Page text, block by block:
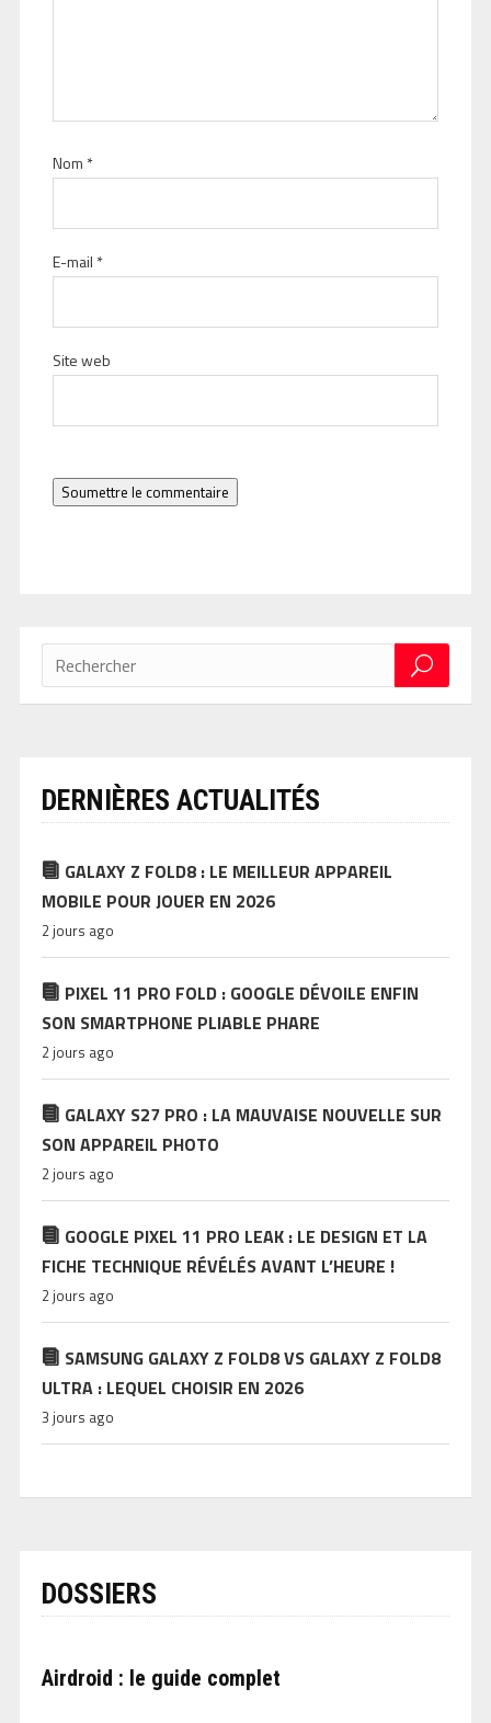
Nom *
E-mail *
Site web
Soumettre le commentaire
DERNIÈRES ACTUALITÉS
GALAXY Z FOLD8 : LE MEILLEUR APPAREIL
MOBILE POUR JOUER EN 2026
2 jours ago
PIXEL 11 PRO FOLD : GOOGLE DÉVOILE ENFIN
SON SMARTPHONE PLIABLE PHARE
2 jours ago
GALAXY S27 PRO : LA MAUVAISE NOUVELLE SUR
SON APPAREIL PHOTO
2 jours ago
GOOGLE PIXEL 11 PRO LEAK : LE DESIGN ET LA
FICHE TECHNIQUE RÉVÉLÉS AVANT L’HEURE !
2 jours ago
SAMSUNG GALAXY Z FOLD8 VS GALAXY Z FOLD8
ULTRA : LEQUEL CHOISIR EN 2026
3 jours ago
DOSSIERS
Airdroid : le guide complet